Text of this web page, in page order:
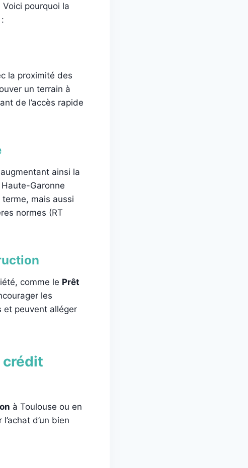
pourquoi la
la proximité des
un terrain à
de l’accès rapide
ainsi la
Garonne
mais aussi
normes (RT
comme le Prêt
les
et peuvent alléger
crédit
à Toulouse ou en
d’un bien